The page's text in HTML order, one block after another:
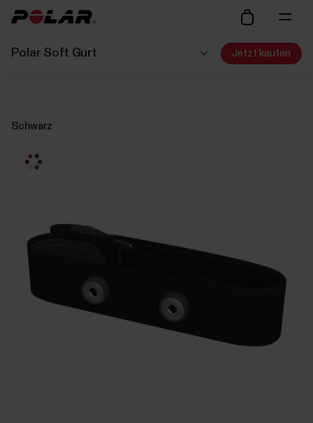
Polar Soft Gurt Jetzt kaufen
Schwarz